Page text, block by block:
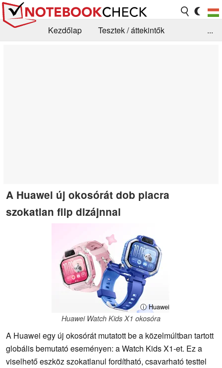
Kezdőlap
Tesztek / áttekintők
...
A Huawei új okosórát dob piacra
szokatlan flip dizájnnal
ⓘ Huawei
Huawei Watch Kids X1 okosóra
A Huawei egy új okosórát mutatott be a közelmúltban tartott
globális bemutató eseményen: a Watch Kids X1-et. Ez a
viselhető eszköz szokatlanul fordítható, csavarható testtel